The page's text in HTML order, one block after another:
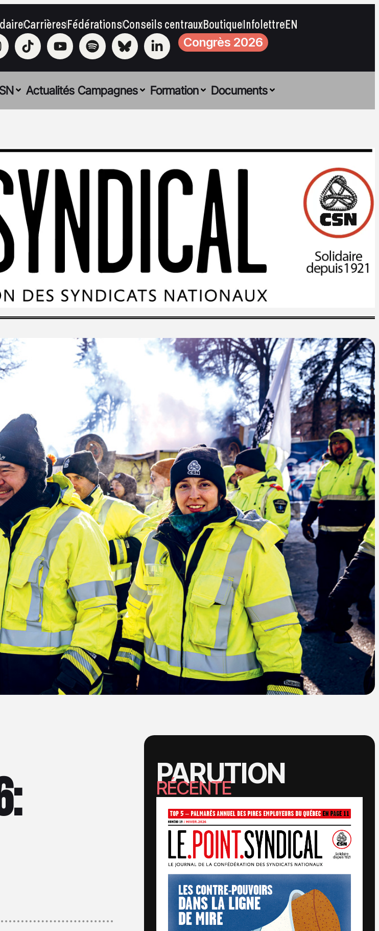
CarrièresFédérationsConseils centrauxBoutiqueInfolettreEN
Congrès 2026
Actualités Campagnes Formation Documents
PARUTION
RÉCENTE